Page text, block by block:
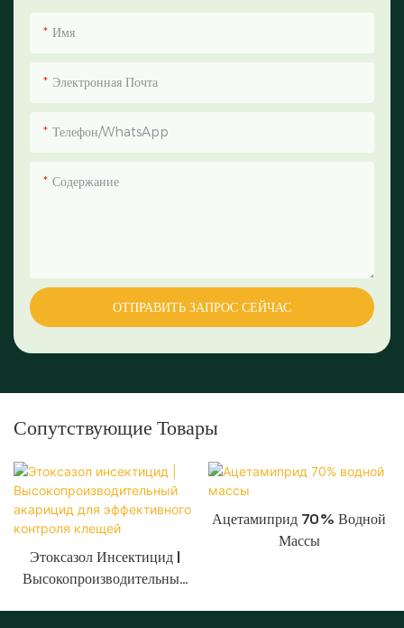
Имя
Электронная Почта
Телефон/WhatsApp
Содержание
ОТПРАВИТЬ ЗАПРОС СЕЙЧАС
Сопутствующие Товары
Этоксазол Инсектицид |
Высокопроизводительный
Ацетамиприд 70% Водной
Массы